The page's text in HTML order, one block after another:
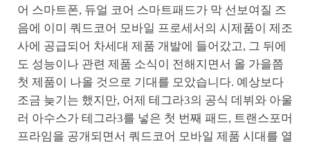
어 스마트폰, 듀얼 코어 스마트패드가 막 선보여질 즈
음에 이미 쿼드코어 모바일 프로세서의 시제품이 제조
사에 공급되어 차세대 제품 개발에 들어갔고, 그 뒤에
도 성능이나 관련 제품 소식이 전해지면서 올 가을쯤
첫 제품이 나올 것으로 기대를 모았습니다. 예상보다
조금 늦기는 했지만, 어제 테그라3의 공식 데뷔와 아울
러 아수스가 테그라3를 넣은 첫 번째 패드, 트랜스포머
프라임을 공개되면서 쿼드코어 모바일 제품 시대를 열